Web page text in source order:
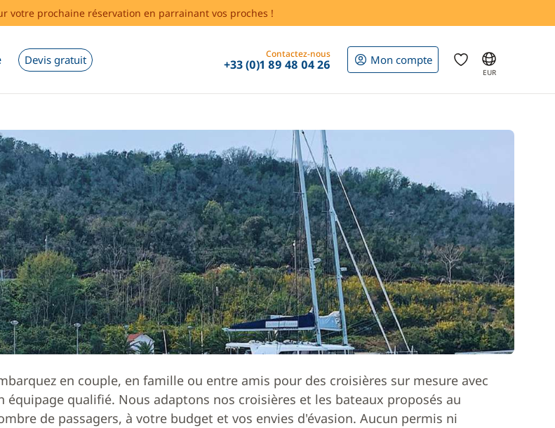
votre prochaine réservation en parrainant vos proches !
Devis gratuit Contactez-nous
+33 (0)1 89 48 04 26 Mon compte
EUR
en couple, en famille ou entre amis pour des croisières sur mesure avec
équipage qualifié. Nous adaptons nos croisières et les bateaux proposés au
de passagers, à votre budget et vos envies d'évasion. Aucun permis ni